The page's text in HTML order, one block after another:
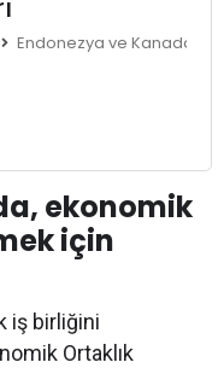
Endonezya ve Kanada,
ekonomik
için
iş birliğini
Ortaklık